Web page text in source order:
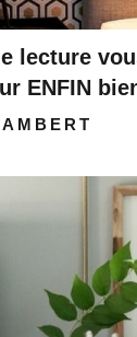
lecture
ENFIN